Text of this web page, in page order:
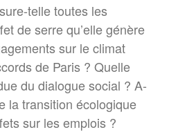
telle toutes les
de serre qu’elle génère
sur le climat
de Paris ? Quelle
du dialogue social ? A-
la transition écologique
sur les emplois ?